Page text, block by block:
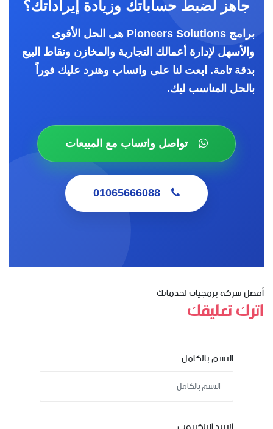
جاهز لضبط حساباتك وزيادة إيراداتك؟
برامج Pioneers Solutions هى الحل الأقوى
والأسهل لإدارة أعمالك التجارية والمخازن ونقاط البيع
بدقة تامة. ابعت لنا على واتساب وهنرد عليك فوراً
بالحل المناسب ليك.
تواصل واتساب مع المبيعات
أفضل شركة برمجيات لخدماتك
اترك تعليقك
الاسم بالكامل